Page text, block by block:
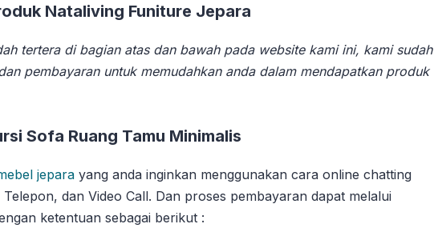
Nataliving Funiture Jepara
tertera di bagian atas dan bawah pada website kami ini, kami sudah
pembayaran untuk memudahkan anda dalam mendapatkan produk
Sofa Ruang Tamu Minimalis
jepara yang anda inginkan menggunakan cara online chatting
dan Video Call. Dan proses pembayaran dapat melalui
ketentuan sebagai berikut :